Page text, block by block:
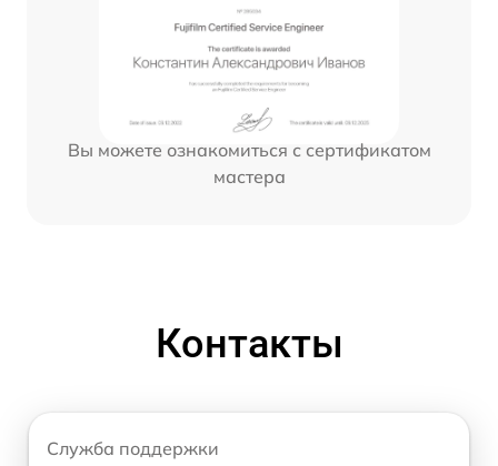
Вы можете ознакомиться с сертификатом
мастера
Контакты
Служба поддержки